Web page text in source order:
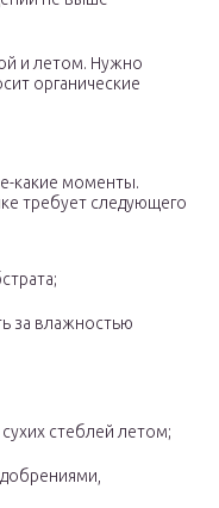
и летом. Нужно
органические
какие моменты.
требует следующего
за влажностью
стеблей летом;